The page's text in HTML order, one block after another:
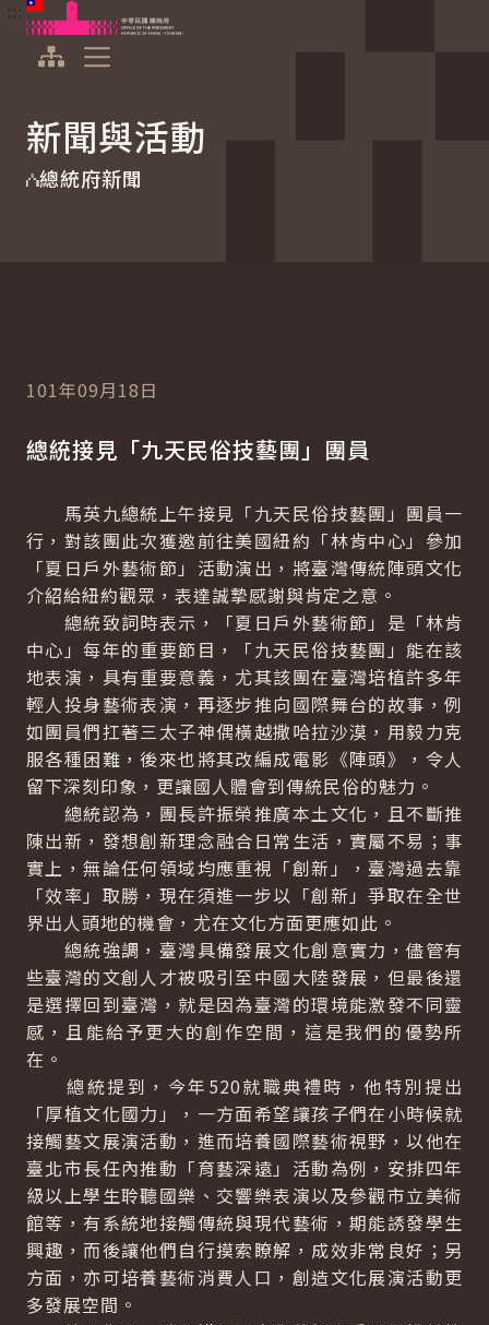
跳到主要內容
中華民國總統府
新聞與活動
總統府新聞
101年09月18日
總統接見「九天民俗技藝團」團員
馬英九總統上午接見「九天民俗技藝團」團員一
行，對該團此次獲邀前往美國紐約「林肯中心」參加
「夏日戶外藝術節」活動演出，將臺灣傳統陣頭文化
介紹給紐約觀眾，表達誠摯感謝與肯定之意。
總統致詞時表示，「夏日戶外藝術節」是「林肯
中心」每年的重要節目，「九天民俗技藝團」能在該
地表演，具有重要意義，尤其該團在臺灣培植許多年
輕人投身藝術表演，再逐步推向國際舞台的故事，例
如團員們扛著三太子神偶橫越撒哈拉沙漠，用毅力克
服各種困難，後來也將其改編成電影《陣頭》，令人
留下深刻印象，更讓國人體會到傳統民俗的魅力。
總統認為，團長許振榮推廣本土文化，且不斷推
陳出新，發想創新理念融合日常生活，實屬不易；事
實上，無論任何領域均應重視「創新」，臺灣過去靠
「效率」取勝，現在須進一步以「創新」爭取在全世
界出人頭地的機會，尤在文化方面更應如此。
總統強調，臺灣具備發展文化創意實力，儘管有
些臺灣的文創人才被吸引至中國大陸發展，但最後還
是選擇回到臺灣，就是因為臺灣的環境能激發不同靈
感，且能給予更大的創作空間，這是我們的優勢所
在。
總統提到，今年520就職典禮時，他特別提出
「厚植文化國力」，一方面希望讓孩子們在小時候就
接觸藝文展演活動，進而培養國際藝術視野，以他在
臺北市長任內推動「育藝深遠」活動為例，安排四年
級以上學生聆聽國樂、交響樂表演以及參觀市立美術
館等，有系統地接觸傳統與現代藝術，期能誘發學生
興趣，而後讓他們自行摸索瞭解，成效非常良好；另
方面，亦可培養藝術消費人口，創造文化展演活動更
多發展空間。